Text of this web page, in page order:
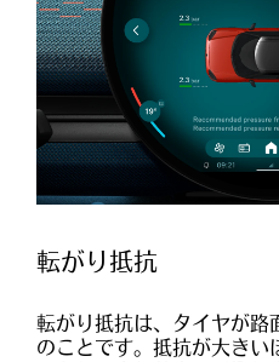
転がり抵抗
転がり抵抗は、タイヤが路
のことです。抵抗が大きい